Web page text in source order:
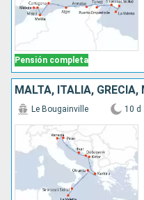
Pensión completa
Le Bougainville 10 d